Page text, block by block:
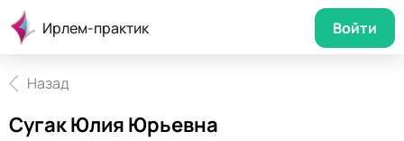
Ирлем-практик Войти
Назад
Сугак Юлия Юрьевна